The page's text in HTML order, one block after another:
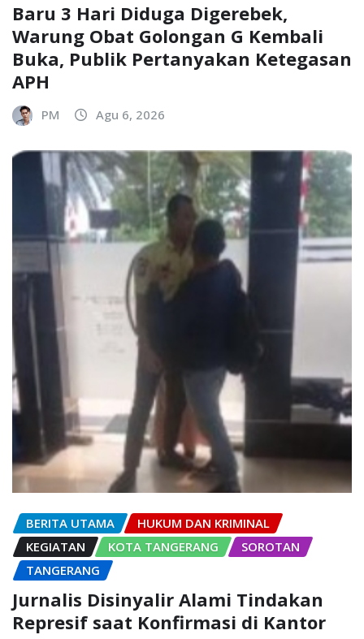
Baru 3 Hari Diduga Digerebek,
Warung Obat Golongan G Kembali
Buka, Publik Pertanyakan Ketegasan
APH
PM Agu 6, 2026
BERITA UTAMA
HUKUM DAN KRIMINAL
KEGIATAN
KOTA TANGERANG
SOROTAN
TANGERANG
Jurnalis Disinyalir Alami Tindakan
Represif saat Konfirmasi di Kantor